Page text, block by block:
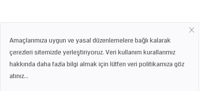
Amaçlarımıza uygun ve yasal düzenlemelere bağlı kalarak
çerezleri sitemizde yerleştiriyoruz. Veri kullanım kurallarımız
hakkında daha fazla bilgi almak için lütfen veri politikamıza göz
atınız...